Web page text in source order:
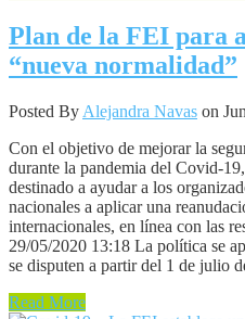
Plan de la FEI para
“nueva normalidad”
Posted By Alejandra Navas on
Con el objetivo de mejorar la
durante la pandemia del Covid-
destinado a ayudar a los
nacionales a aplicar una
internacionales, en línea con las
29/05/2020 13:18 La política se
se disputen a partir del 1 de julio
Read More